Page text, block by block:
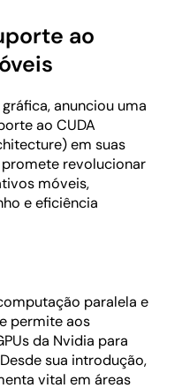
ao
anunciou uma
ao CUDA
em suas
promete revolucionar
móveis,
e eficiência
paralela e
permite aos
da Nvidia para
sua introdução,
vital em áreas